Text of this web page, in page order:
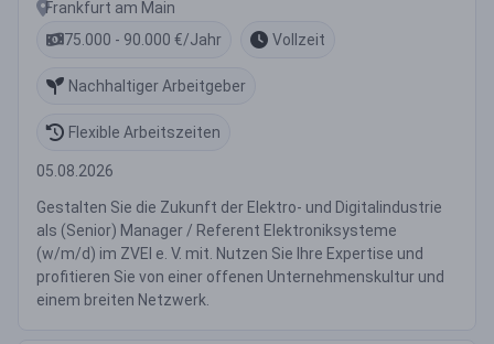
Frankfurt am Main
75.000 - 90.000 €/Jahr
Vollzeit
Nachhaltiger Arbeitgeber
Flexible Arbeitszeiten
05.08.2026
Gestalten Sie die Zukunft der Elektro- und Digitalindustrie
als (Senior) Manager / Referent Elektroniksysteme
(w/m/d) im ZVEI e. V. mit. Nutzen Sie Ihre Expertise und
profitieren Sie von einer offenen Unternehmenskultur und
einem breiten Netzwerk.